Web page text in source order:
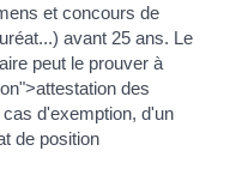
et concours de
avant 25 ans. Le
peut le prouver à
des
d'exemption, d'un
de position